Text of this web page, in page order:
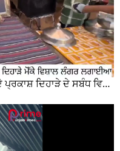
ਧੰਨ ਧੰਨ ਸ੍ਰੀ ਗੁਰੂ ਰਵਿਦਾਸ ਮਹਾਰਾਜ ਜੀ ਦੇ ਪ੍ਰਕਾਸ਼ ਦਿਹਾੜੇ ਦੇ ਸਬੰਧ ਵਿਚ ਮੇਨ ਰੋੜ ਵਿਖੇ ਲਾਗਾਇਆ ਵਿਸ਼ਾਲ ਲੰਗਰ